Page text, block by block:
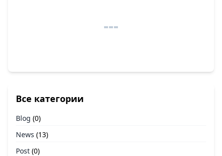
Все категории
Blog (0)
News (13)
Post (0)